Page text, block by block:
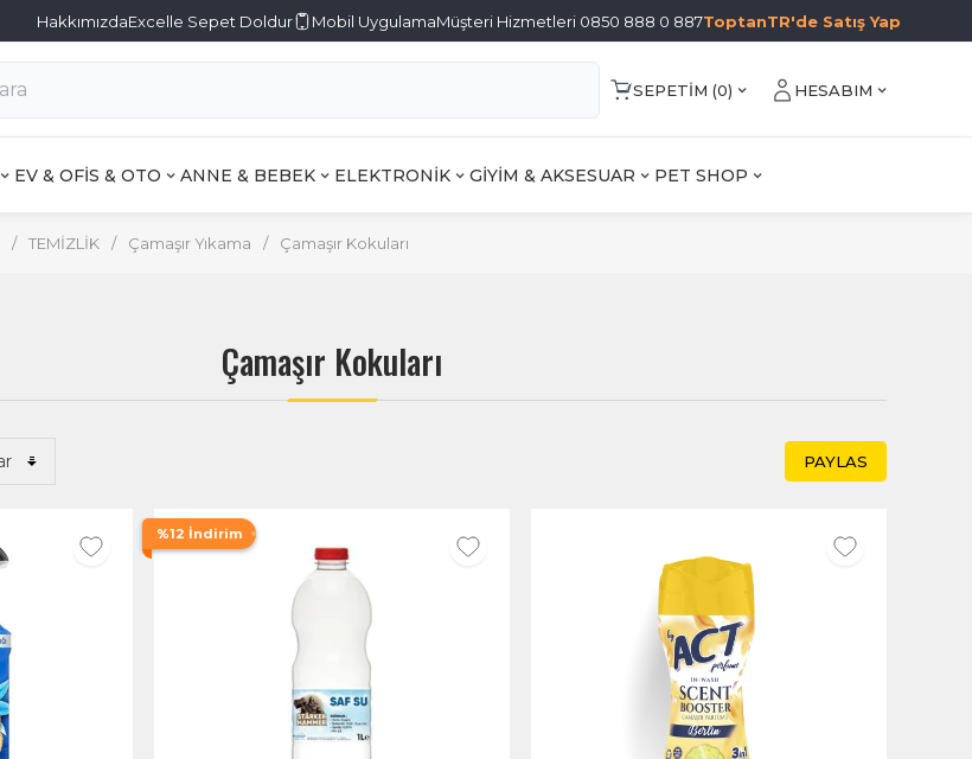
HakkımızdaExcelle Sepet Doldur Mobil UygulamaMüşteri Hizmetleri 0850 888 0 887ToptanTR'de Satış Yap
SEPETIM (0) HESABIM
EV & OFİS & OTO ANNE & BEBEK ELEKTRONİK GİYİM & AKSESUAR PET SHOP
/ TEMİZLİK / Çamaşır Yıkama / Çamaşır Kokuları
Çamaşır Kokuları
PAYLAS
%12 İndirim